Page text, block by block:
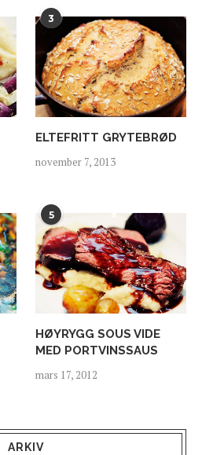
3
ELTEFRITT GRYTEBRØD
november 7, 2013
5
HØYRYGG SOUS VIDE
MED PORTVINSSAUS
mars 17, 2012
ARKIV